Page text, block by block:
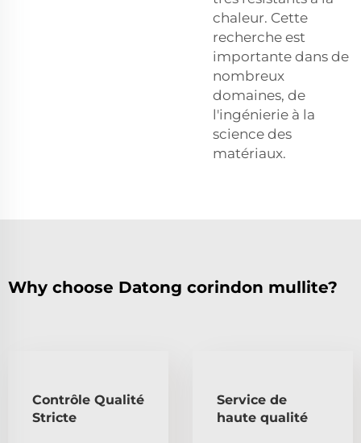
chaleur. Cette
recherche est
importante dans de
nombreux
domaines, de
l'ingénierie à la
science des
matériaux.
Why choose Datong corindon mullite?
Contrôle Qualité
Stricte
Service de
haute qualité